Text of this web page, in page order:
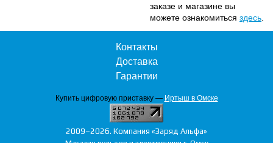
заказе и магазине вы
можете ознакомиться здесь
Контакты
Доставка
Гарантии
2009–2026. Компания «Заряд Альфа»
Купить цифровую приставку — Иртыш в Омске